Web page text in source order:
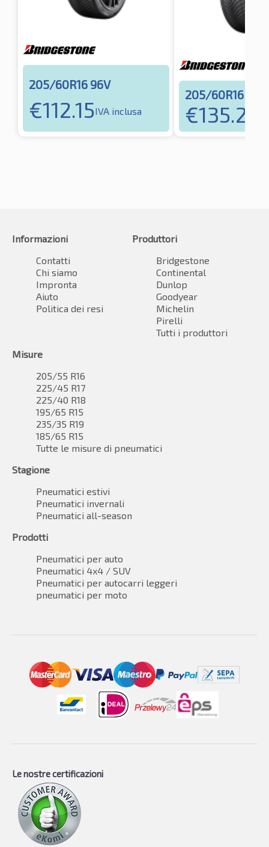
205/60R16 96V
€112.15IVA inclusa
205/60R16 96V
€135.25
Informazioni
Contatti
Chi siamo
Impronta
Aiuto
Politica dei resi
Produttori
Bridgestone
Continental
Dunlop
Goodyear
Michelin
Pirelli
Tutti i produttori
Misure
205/55 R16
225/45 R17
225/40 R18
195/65 R15
235/35 R19
185/65 R15
Tutte le misure di pneumatici
Stagione
Pneumatici estivi
Pneumatici invernali
Pneumatici all-season
Prodotti
Pneumatici per auto
Pneumatici 4x4 / SUV
Pneumatici per autocarri leggeri
pneumatici per moto
Le nostre certificazioni